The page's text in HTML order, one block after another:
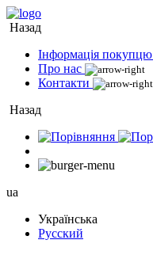
Назад
Інформація покупцю
Про нас
Контакти
Назад
ua
Українська
Русский